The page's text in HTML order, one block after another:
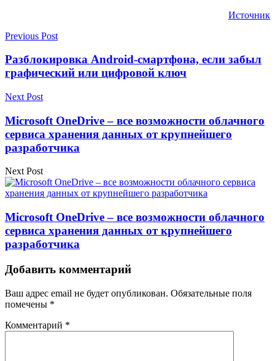
Источник
Previous Post
Разблокировка Android-смартфона, если забыл
графический или цифровой ключ
Next Post
Microsoft OneDrive – все возможности облачного
сервиса хранения данных от крупнейшего
разработчика
Next Post
Microsoft OneDrive – все возможности облачного
сервиса хранения данных от крупнейшего
разработчика
Добавить комментарий
Ваш адрес email не будет опубликован. Обязательные поля
помечены *
Комментарий *